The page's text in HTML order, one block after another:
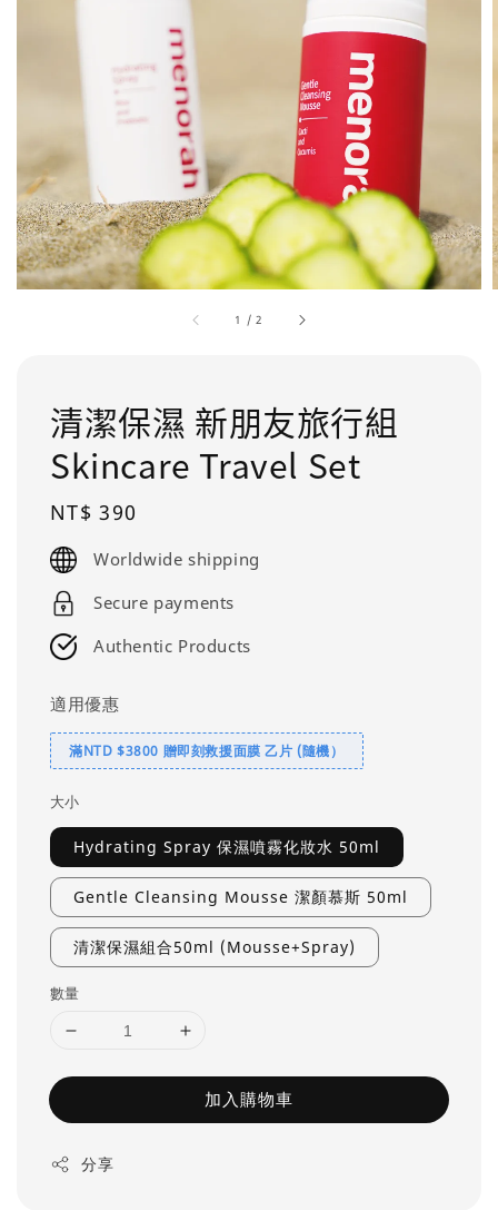
1 /2
清潔保濕 新朋友旅行組
Skincare Travel Set
Regular
price
NT$ 390
Worldwide shipping
Secure payments
Authentic Products
適用優惠
滿NTD $3800 贈即刻救援面膜 乙片 (隨機）
大小
Hydrating Spray 保濕噴霧化妝水 50ml
Gentle Cleansing Mousse 潔顏慕斯 50ml
清潔保濕組合50ml (Mousse+Spray)
數量
加入購物車
分享